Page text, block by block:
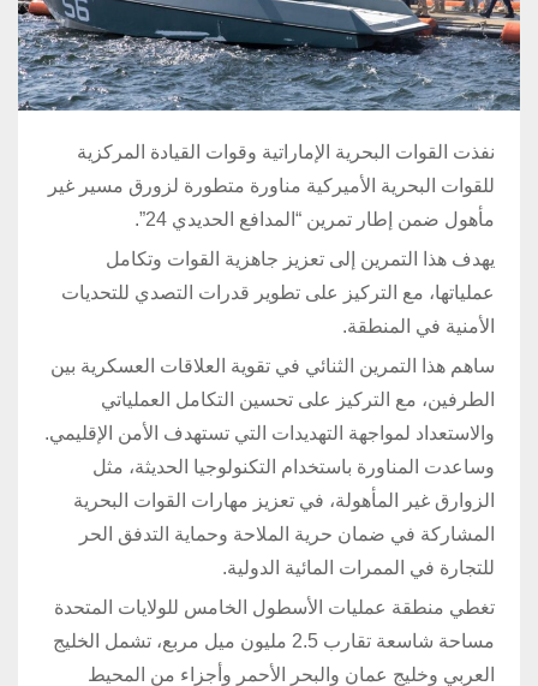
نفذت القوات البحرية الإماراتية وقوات القيادة المركزية
للقوات البحرية الأميركية مناورة متطورة لزورق مسير غير
مأهول ضمن إطار تمرين “المدافع الحديدي 24”.
يهدف هذا التمرين إلى تعزيز جاهزية القوات وتكامل
عملياتها، مع التركيز على تطوير قدرات التصدي للتحديات
الأمنية في المنطقة.
ساهم هذا التمرين الثنائي في تقوية العلاقات العسكرية بين
الطرفين، مع التركيز على تحسين التكامل العملياتي
والاستعداد لمواجهة التهديدات التي تستهدف الأمن الإقليمي.
وساعدت المناورة باستخدام التكنولوجيا الحديثة، مثل
الزوارق غير المأهولة، في تعزيز مهارات القوات البحرية
المشاركة في ضمان حرية الملاحة وحماية التدفق الحر
للتجارة في الممرات المائية الدولية.
تغطي منطقة عمليات الأسطول الخامس للولايات المتحدة
مساحة شاسعة تقارب 2.5 مليون ميل مربع، تشمل الخليج
العربي وخليج عمان والبحر الأحمر وأجزاء من المحيط